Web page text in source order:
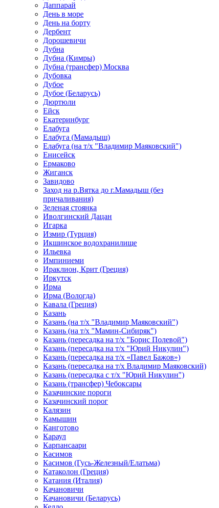
Даппарай
День в море
День на борту
Дербент
Дорошевичи
Дубна
Дубна (Кимры)
Дубна (трансфер) Москва
Дубовка
Дубое
Дубое (Беларусь)
Дюртюли
Ейск
Екатеринбург
Елабуга
Елабуга (Мамадыш)
Елабуга (на т/х "Владимир Маяковский")
Енисейск
Ермаково
Жиганск
Завидово
Заход на р.Вятка до г.Мамадыш (без
причаливания)
Зеленая стоянка
Иволгинский Дацан
Игарка
Измир (Турция)
Икшинское водохранилище
Ильевка
Импиниеми
Ираклион, Крит (Греция)
Иркутск
Ирма
Ирма (Вологда)
Кавала (Греция)
Казань
Казань (на т/х "Владимир Маяковский")
Казань (на т/х "Мамин-Сибиряк")
Казань (пересадка на т/х "Борис Полевой")
Казань (пересадка на т/х "Юрий Никулин")
Казань (пересадка на т/х «Павел Бажов»)
Казань (пересадка на т/х Владимир Маяковский)
Казань (пересадка с т/х "Юрий Никулин")
Казань (трансфер) Чебоксары
Казачинские пороги
Казачинский порог
Калязин
Камышин
Канготово
Караул
Карпансаари
Касимов
Касимов (Гусь-Железный/Елатьма)
Катаколон (Греция)
Катания (Италия)
Качановичи
Качановичи (Беларусь)